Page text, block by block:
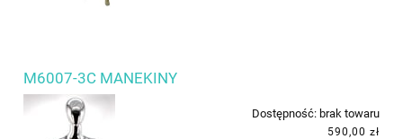
M6007-3C MANEKINY
Dostępność: brak towaru
590,00 zł